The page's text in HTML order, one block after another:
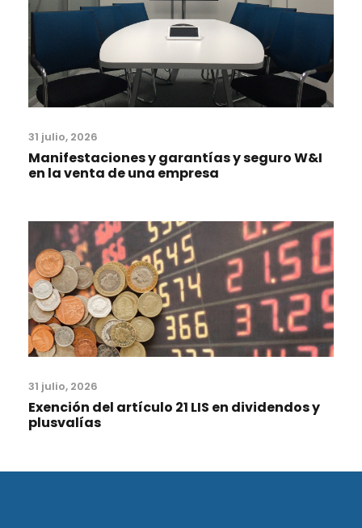
31 julio, 2026
Manifestaciones y garantías y seguro W&I
en la venta de una empresa
31 julio, 2026
Exención del artículo 21 LIS en dividendos y
plusvalías